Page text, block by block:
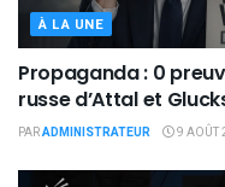
À LA UNE
Propaganda : 0
russe d’Attal et
PARADMINISTRATEUR 9 AOÛT